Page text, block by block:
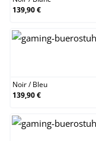
139,90 €
Noir/Bleu
139,90 €